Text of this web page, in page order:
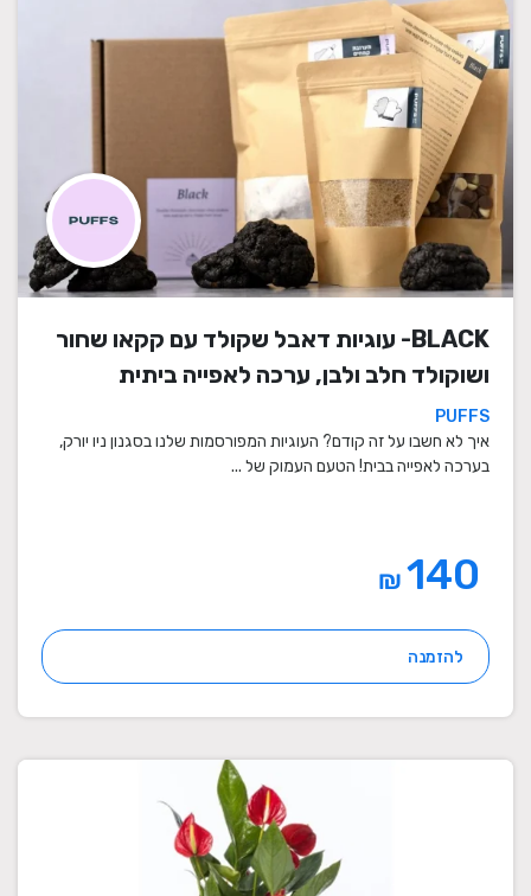
BLACK- עוגיות דאבל שקולד עם קקאו שחור
ושוקולד חלב ולבן, ערכה לאפייה ביתית
PUFFS
איך לא חשבו על זה קודם? העוגיות המפורסמות שלנו בסגנון ניו יורק,
בערכה לאפייה בבית! הטעם העמוק של ...
₪
להזמנה